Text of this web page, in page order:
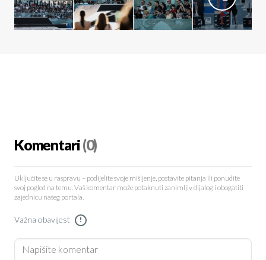
Komentari(0)
Uključite se u raspravu – podijelite svoje mišljenje, postavite pitanja ili ponudite
svoj pogled na temu. Vaš komentar može potaknuti zanimljiv dijalog i obogatiti
zajednicu našeg portala.
Važna obavijest !